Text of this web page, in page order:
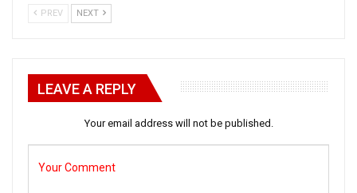
PREV NEXT
LEAVE A REPLY
Your email address will not be published.